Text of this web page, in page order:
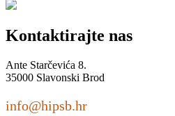
Kontaktirajte nas
Ante Starčevića 8.
35000 Slavonski Brod
info@hipsb.hr